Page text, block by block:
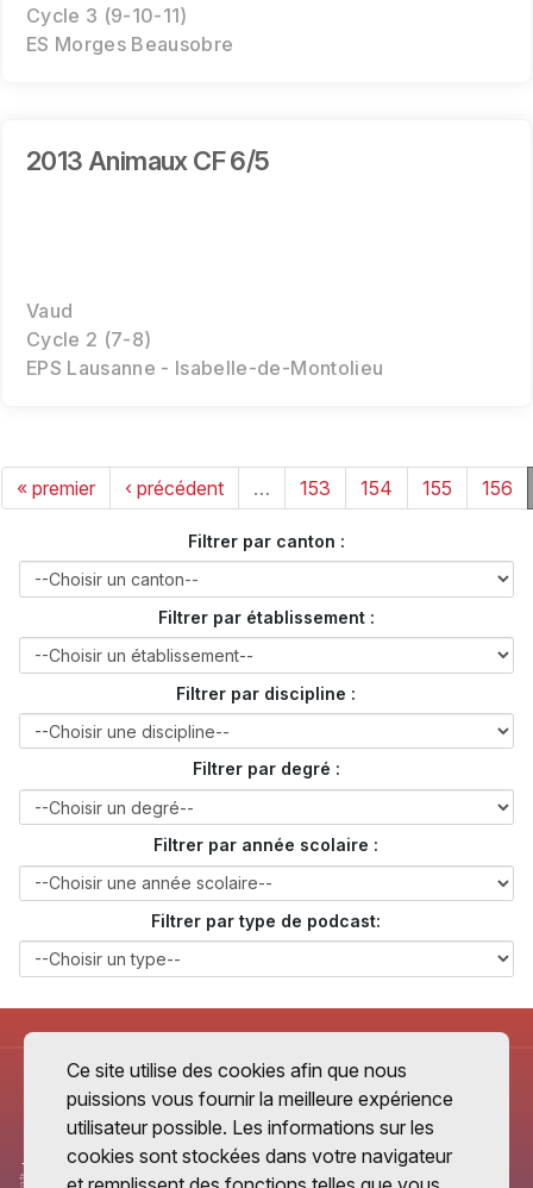
Cycle 3 (9-10-11)
ES Morges Beausobre
2013 Animaux CF 6/5
Vaud
Cycle 2 (7-8)
EPS Lausanne - Isabelle-de-Montolieu
« premier ‹ précédent … 153 154 155 156
Filtrer par canton :
Filtrer par établissement :
Filtrer par discipline :
Filtrer par degré :
Filtrer par année scolaire :
Filtrer par type de podcast:
Ce site utilise des cookies afin que nous
puissions vous fournir la meilleure expérience
utilisateur possible. Les informations sur les
cookies sont stockées dans votre navigateur